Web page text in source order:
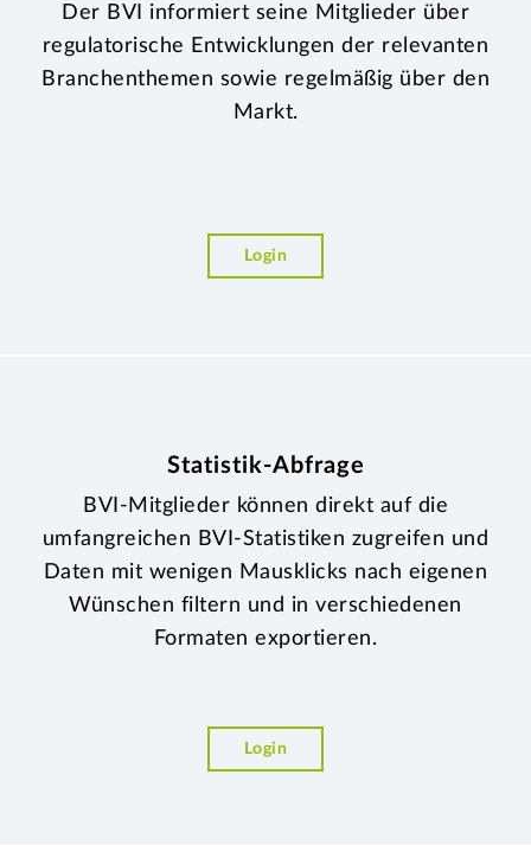
Der BVI informiert seine Mitglieder über
regulatorische Entwicklungen der relevanten
Branchenthemen sowie regelmäßig über den
Markt.
Login
Statistik-Abfrage
BVI-Mitglieder können direkt auf die
umfangreichen BVI-Statistiken zugreifen und
Daten mit wenigen Mausklicks nach eigenen
Wünschen filtern und in verschiedenen
Formaten exportieren.
Login